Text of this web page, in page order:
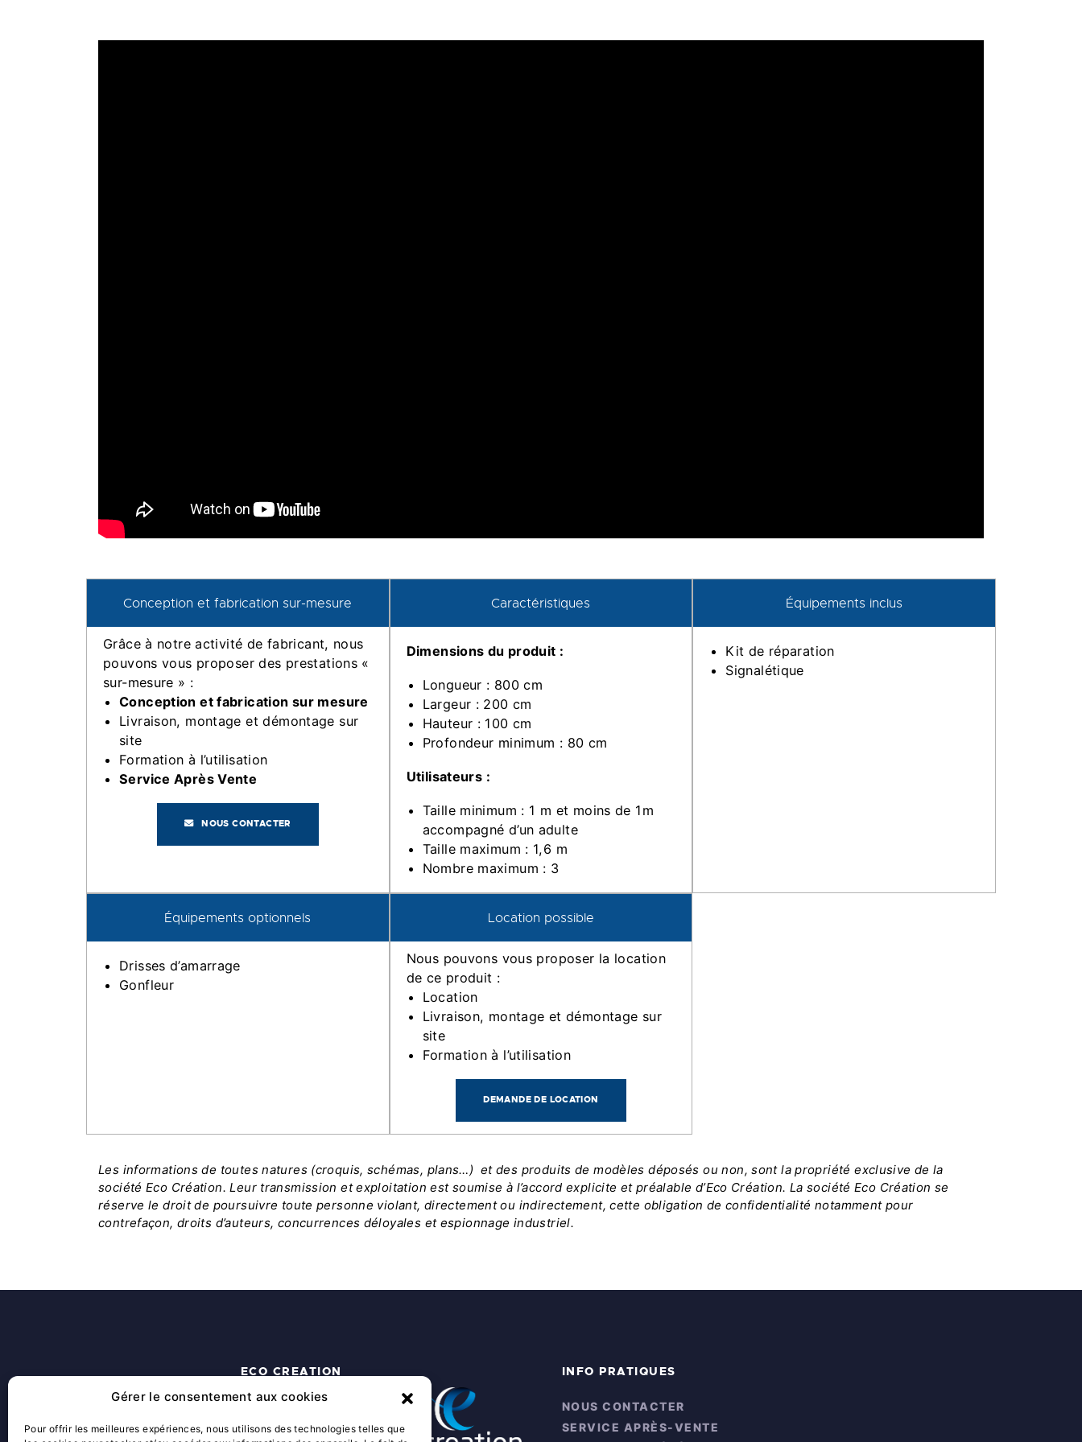
Gérer le consentement aux cookies
Pour offrir les meilleures expériences, nous utilisons des technologies telles que
Conception et fabrication sur-mesure
Grâce à notre activité de fabricant, nous
pouvons vous proposer des prestations «
sur-mesure » :
Conception et fabrication sur mesure
Livraison, montage et démontage sur
site
Formation à l’utilisation
Service Après Vente
NOUS CONTACTER
Caractéristiques
Dimensions du produit :
Longueur : 800 cm
Largeur : 200 cm
Hauteur : 100 cm
Profondeur minimum : 80 cm
Utilisateurs :
Taille minimum : 1 m et moins de 1m
accompagné d’un adulte
Taille maximum : 1,6 m
Nombre maximum : 3
Équipements inclus
Kit de réparation
Signalétique
Équipements optionnels
Drisses d’amarrage
Gonfleur
Location possible
Nous pouvons vous proposer la location
de ce produit :
Location
Livraison, montage et démontage sur
site
Formation à l’utilisation
DEMANDE DE LOCATION
Les informations de toutes natures (croquis, schémas, plans…) et des produits de modèles déposés ou non, sont la propriété exclusive de la
société Eco Création. Leur transmission et exploitation est soumise à l’accord explicite et préalable d’Eco Création. La société Eco Création se
réserve le droit de poursuivre toute personne violant, directement ou indirectement, cette obligation de confidentialité notamment pour
contrefaçon, droits d’auteurs, concurrences déloyales et espionnage industriel.
ECO CREATION
ACCUEIL
QUI SOMMES-NOUS ?
INFO PRATIQUES
NOUS CONTACTER
SERVICE APRÈS-VENTE